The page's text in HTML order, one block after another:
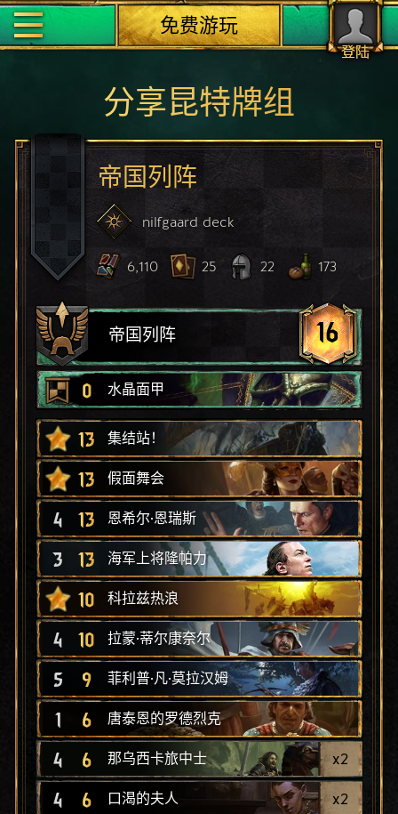
登陆
免费游玩
分享昆特牌组
帝国列阵
nilfgaard deck
6,110 25 22 173
帝国列阵 16
0 水晶面甲
13 集结站！
13 假面舞会
4 13 恩希尔·恩瑞斯
3 13 海军上将隆帕力
10 科拉兹热浪
4 10 拉蒙·蒂尔康奈尔
5 9 菲利普·凡·莫拉汉姆
1 6 唐泰恩的罗德烈克
4 6 那乌西卡旅中士 x2
4 6 口渴的夫人 x2